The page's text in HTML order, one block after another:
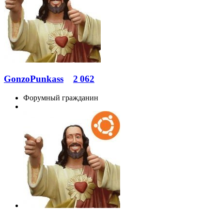
GonzoPunkass 2 062
Форумный гражданин